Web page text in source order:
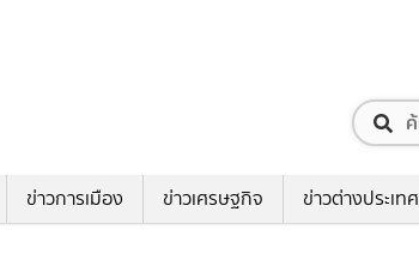
ข่าวการเมือง ข่าวเศรษฐกิจ ข่าวต่างประเทศ